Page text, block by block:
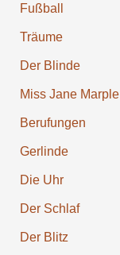
Fußball
Träume
Der Blinde
Miss Jane Marple
Berufun­gen
Gerlinde
Die Uhr
Der Schlaf
Der Blitz